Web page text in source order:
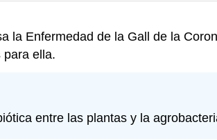
la Enfermedad de la Gall de la
para ella.
entre las plantas y la